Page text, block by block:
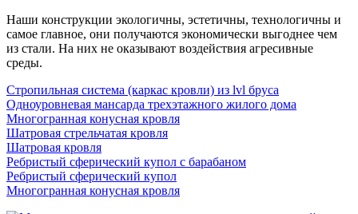
Наши конструкции экологичны, эстетичны, технологичны и
самое главное, они получаются экономически выгоднее чем
из стали. На них не оказывают воздействия агресивные
среды.
Стропильная система (каркас кровли) из lvl бруса
Одноуровневая мансарда трехэтажного жилого дома
Многогранная конусная кровля
Шатровая стрельчатая кровля
Шатровая кровля
Ребристый сферический купол с барабаном
Ребристый сферический купол
Многогранная конусная кровля